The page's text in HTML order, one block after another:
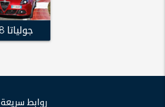
جولياتا 2018
روابط سريعة